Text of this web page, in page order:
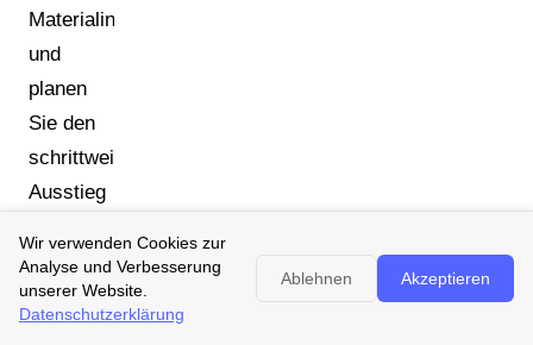
Materialinputs
und
planen
Sie den
schrittweisen
Ausstieg
nicht-
konformen
Materialien.
Wir verwenden Cookies zur
Analyse und Verbesserung
unserer Website.
Datenschutzerklärung
Ablehnen Akzeptieren